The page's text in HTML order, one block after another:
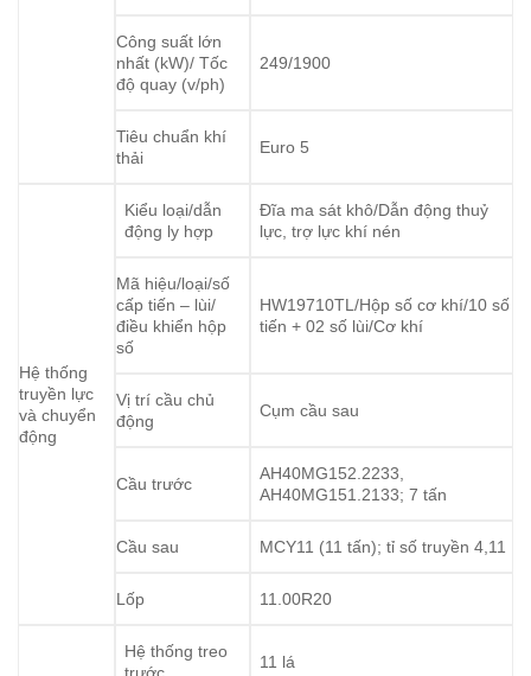
Công suất lớn
nhất (kW)/ Tốc
độ quay (v/ph)
249/1900
Tiêu chuẩn khí
thải
Euro 5
Hệ thống
truyền lực
và chuyển
động
Kiểu loại/dẫn
động ly hợp
Đĩa ma sát khô/Dẫn động thuỷ
lực, trợ lực khí nén
Mã hiệu/loại/số
cấp tiến – lùi/
điều khiển hộp
số
HW19710TL/Hộp số cơ khí/10 số
tiến + 02 số lùi/Cơ khí
Vị trí cầu chủ
động
Cụm cầu sau
Cầu trước
AH40MG152.2233,
AH40MG151.2133; 7 tấn
Cầu sau MCY11 (11 tấn); tỉ số truyền 4,11
Lốp 11.00R20
Hệ thống treo
11 lá